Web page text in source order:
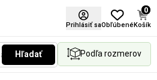
Prihlásiť saObľúbené
0
Košík
Hľadať Podľa rozmerov